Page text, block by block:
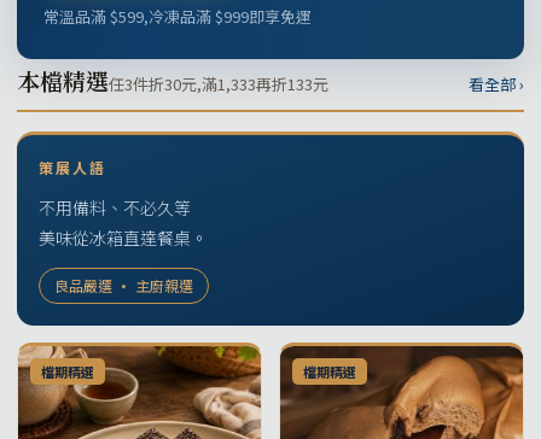
常溫品滿 $599,冷凍品滿 $999即享免運
本檔精選任3件折30元,滿1,333再折133元 看全部 ›
策展人語
不用備料、不必久等
美味從冰箱直達餐桌。
良品嚴選 · 主廚親選
檔期精選 檔期精選